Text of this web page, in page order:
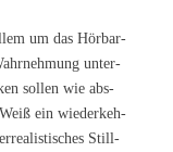
um das Hör­bar­
un­ter­
sol­len wie abs­
ein wie­der­keh­
Still­